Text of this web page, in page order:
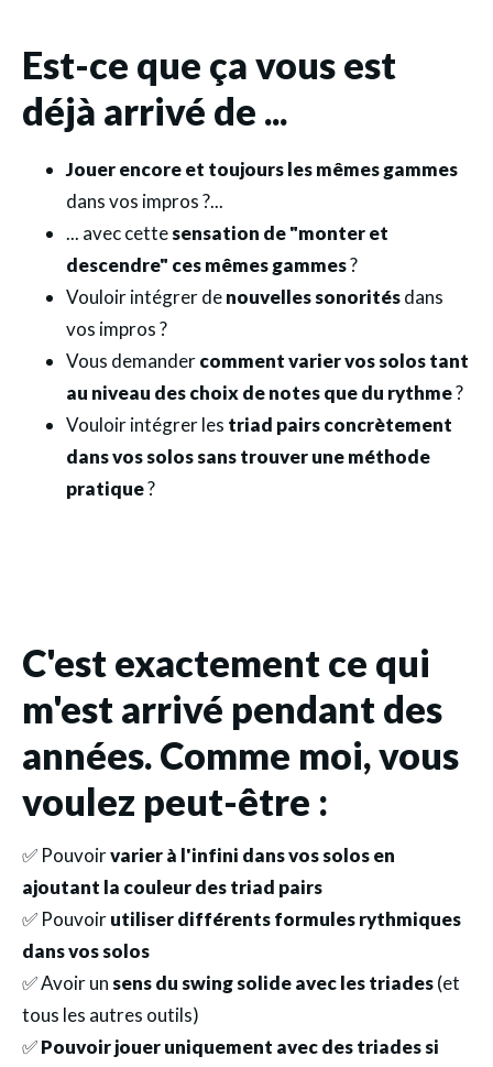
Est-ce que ça vous est
déjà arrivé de ...
Jouer encore et toujours les mêmes gammes
dans vos impros ?...
​... avec cettesensation de "monter et
descendre" ces mêmes gammes?
​Vouloir intégrer denouvelles sonoritésdans
vos impros ?
​Vous demandercomment varier vos solos tant
au niveau des choix de notes que du rythme?
​Vouloir intégrer les triad pairs concrètement
dans vos solos sans trouver une méthode
pratique?
C'est exactement ce qui
m'est arrivé pendant des
années. Comme moi, vous
voulez peut-être :
✅ Pouvoirvarier à l'infini dans vos solos en
ajoutant la couleur des triad pairs
✅ Pouvoirutiliser différents formules rythmiques
dans vos solos
✅ Avoir un sens du swing solide avec les triades(et
tous les autres outils)
✅Pouvoir jouer uniquement avec des triades si